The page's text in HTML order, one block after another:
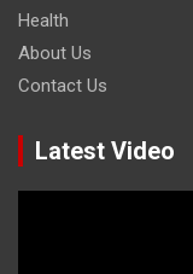
Health
About Us
Contact Us
Latest Video